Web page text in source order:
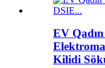
EV
Kilidi